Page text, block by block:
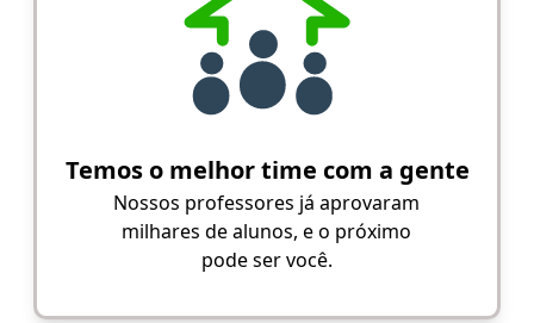
Temos o melhor time com a gente
Nossos professores já aprovaram
milhares de alunos, e o próximo
pode ser você.